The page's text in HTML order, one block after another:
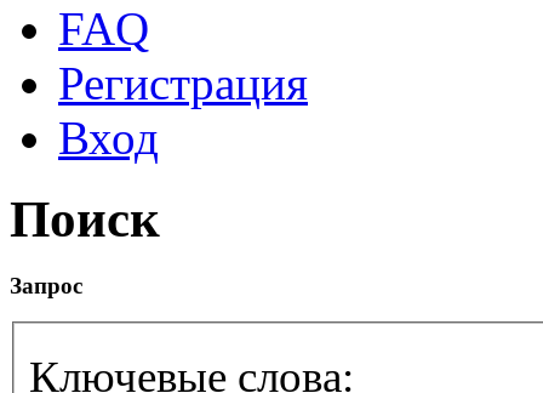
FAQ
Регистрация
Вход
Поиск
Запрос
Ключевые слова: